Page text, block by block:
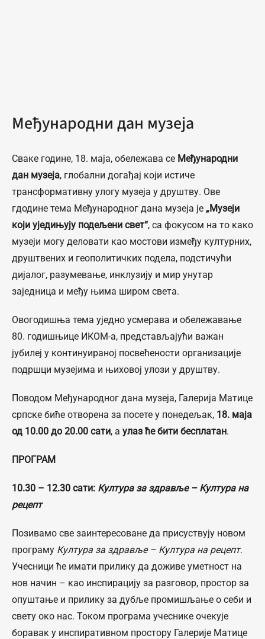
Међународни дан музеја
Сваке године, 18. маја, обележава се Међународни
дан музеја, глобални догађај који истиче
трансформативну улогу музеја у друштву. Ове
гдодине тема Међународног дана музеја је „Музеји
који уједињују подељени свет“, са фокусом на то како
музеји могу деловати као мостови између културних,
друштвених и геополитичких подела, подстичући
дијалог, разумевање, инклузију и мир унутар
заједница и међу њима широм света.
Овогодишња тема уједно усмерава и обележавање
80. годишњице ИКОМ-а, представљајући важан
јубилеј у континуираној посвећености организације
подршци музејима и њиховој улози у друштву.
Поводом Међународног дана музеја, Галерија Матице
српске биће отворена за посете у понедељак, 18. маја
од 10.00 до 20.00 сати, а улаз ће бити бесплатан.
ПРОГРАМ
10.30 – 12.30 сати: Култура за здравље – Култура на
рецепт
Позивамо све заинтересоване да присуствују новом
програму Култура за здравље – Култура на рецепт.
Учесници ће имати прилику да доживе уметност на
нов начин – као инспирацију за разговор, простор за
опуштање и прилику за дубље промишљање о себи и
свету око нас. Током програма учеснике очекује
боравак у инспиративном простору Галерије Матице